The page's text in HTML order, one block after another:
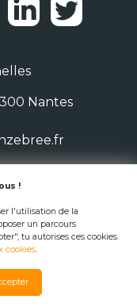
Nantes
2026
!
l'utilisation de la
un parcours
tu autorises ces cookies.
cookies.